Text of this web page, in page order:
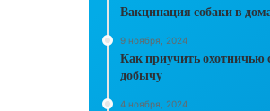
Вакцинация собаки в
9 ноября, 2024
Как приучить охотничью
добычу
4 ноября, 2024